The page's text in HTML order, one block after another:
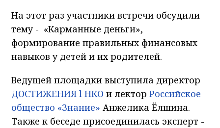
На этот раз участники встречи обсудили
тему - «Карманные деньги»,
формирование правильных финансовых
навыков у детей и их родителей.
Ведущей площадки выступила директор
ДОСТИЖЕНИЯ l НКО и лектор Российское
общество «Знание» Анжелика Ёлшина.
Также к беседе присоединилась эксперт -